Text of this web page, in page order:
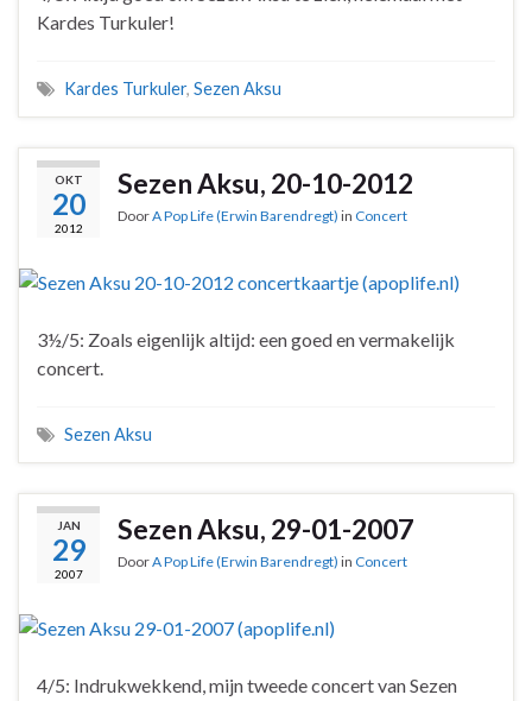
Kardes Turkuler!
Kardes Turkuler, Sezen Aksu
OKT
20
2012
Sezen Aksu, 20-10-2012
DoorA Pop Life (Erwin Barendregt) in Concert
3½/5: Zoals eigenlijk altijd: een goed en vermakelijk
concert.
Sezen Aksu
JAN
29
2007
Sezen Aksu, 29-01-2007
DoorA Pop Life (Erwin Barendregt) in Concert
4/5: Indrukwekkend, mijn tweede concert van Sezen